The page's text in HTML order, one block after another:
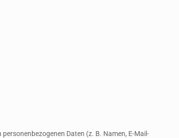
Daten (z. B. Namen, E-Mail-